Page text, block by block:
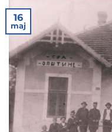
16
maj